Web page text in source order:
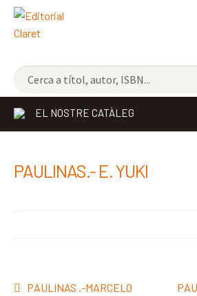
NOVETATS
ELS MÉS VENUTS
EL NOSTRE CATÀLEG
PAULINAS.- E. YUKI
Navegació
Entrada
PAULINAS .-MARCELO